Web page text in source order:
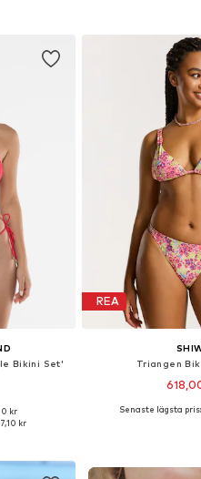
Bikini Set'
M, L
kr
kr
REA
Triangen
Tillgängliga
Senaste lägsta pris: